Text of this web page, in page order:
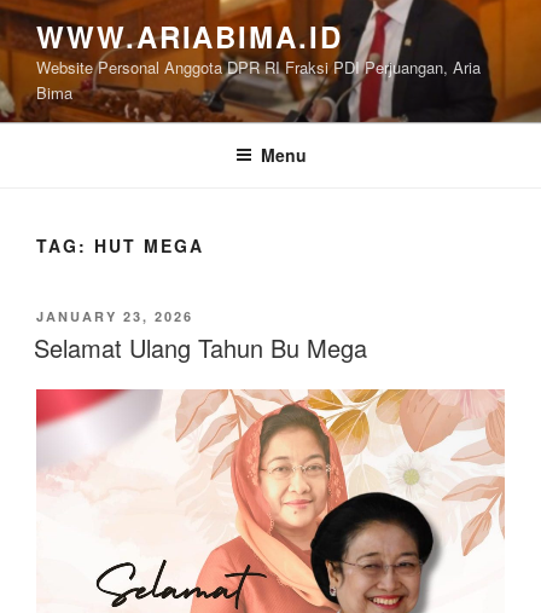
Skip
to
content
WWW.ARIABIMA.ID
Website Personal Anggota DPR RI Fraksi PDI Perjuangan, Aria
Bima
Menu
TAG: HUT MEGA
POSTED
ON
JANUARY 23, 2026
Selamat Ulang Tahun Bu Mega